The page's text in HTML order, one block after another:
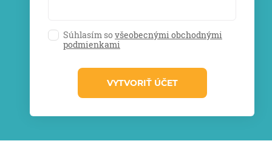
Súhlasím sovšeobecnými obchodnými
podmienkami